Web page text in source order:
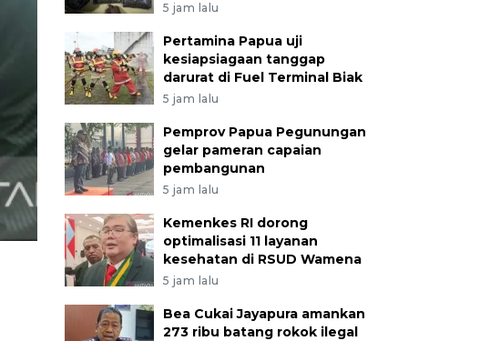
5 jam lalu
Pertamina Papua uji
kesiapsiagaan tanggap
darurat di Fuel Terminal Biak
5 jam lalu
Pemprov Papua Pegunungan
gelar pameran capaian
pembangunan
5 jam lalu
Kemenkes RI dorong
optimalisasi 11 layanan
kesehatan di RSUD Wamena
5 jam lalu
Bea Cukai Jayapura amankan
273 ribu batang rokok ilegal